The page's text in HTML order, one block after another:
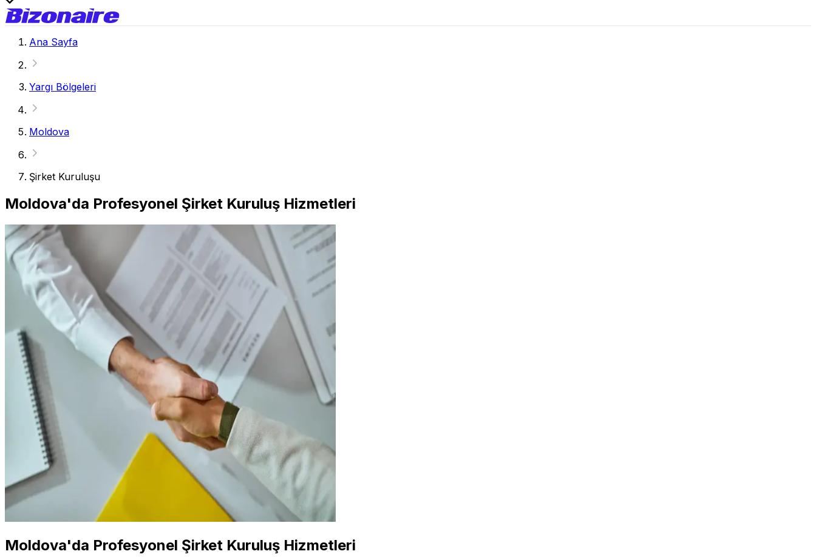
Ana Sayfa
Yargı Bölgeleri
Moldova
Şirket Kuruluşu
Moldova'da Profesyonel Şirket Kuruluş Hizmetleri
Moldova'da Profesyonel Şirket Kuruluş Hizmetleri